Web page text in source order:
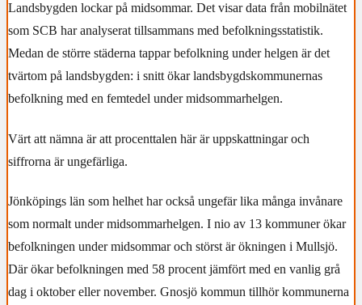
Landsbygden lockar på midsommar. Det visar data från mobilnätet
som SCB har analyserat tillsammans med befolkningsstatistik.
Medan de större städerna tappar befolkning under helgen är det
tvärtom på landsbygden: i snitt ökar landsbygdskommunernas
befolkning med en femtedel under midsommarhelgen.
Värt att nämna är att procenttalen här är uppskattningar och
siffrorna är ungefärliga.
Jönköpings län som helhet har också ungefär lika många invånare
som normalt under midsommarhelgen. I nio av 13 kommuner ökar
befolkningen under midsommar och störst är ökningen i Mullsjö.
Där ökar befolkningen med 58 procent jämfört med en vanlig grå
dag i oktober eller november. Gnosjö kommun tillhör kommunerna